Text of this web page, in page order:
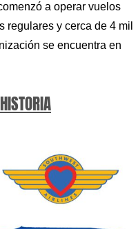
a operar vuelos
regulares y cerca de 4 mil
se encuentra en